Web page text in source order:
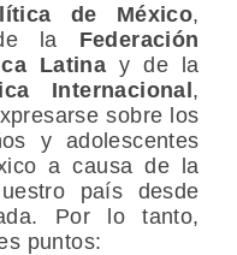
de México,
de la Federación
Latina y de la
Internacional,
sobre los
y adolescentes
a causa de la
país desde
Por lo tanto,
puntos: